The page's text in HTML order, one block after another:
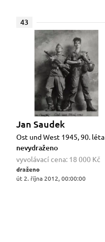
43
Jan Saudek
Ost und West 1945, 90. léta
nevydraženo
vyvolávací cena: 18 000 Kč
draženo
út 2. října 2012, 00:00:00